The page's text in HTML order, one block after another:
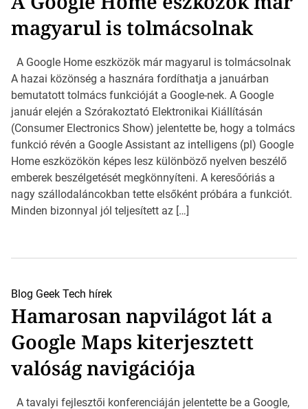
magyarul is tolmácsolnak
A Google Home eszközök már magyarul is tolmácsolnak
A hazai közönség a hasznára fordíthatja a januárban
bemutatott tolmács funkcióját a Google-nek. A Google
január elején a Szórakoztató Elektronikai Kiállításán
(Consumer Electronics Show) jelentette be, hogy a tolmács
funkció révén a Google Assistant az intelligens (pl) Google
Home eszközökön képes lesz különböző nyelven beszélő
emberek beszélgetését megkönnyíteni. A keresőóriás a
nagy szállodaláncokban tette elsőként próbára a funkciót.
Minden bizonnyal jól teljesített az […]
Blog Geek Tech hírek
Hamarosan napvilágot lát a
Google Maps kiterjesztett
valóság navigációja
A tavalyi fejlesztői konferenciáján jelentette be a Google,